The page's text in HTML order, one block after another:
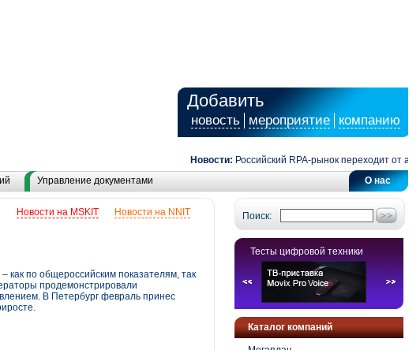
Добавить
новость мероприятие компанию
Новости: Российский RPA-рынок переходит от
О нас
Управление документами
Поиск:
Тесты цифровой техники
Каталог компаний
Новости на NNIT
Новости на MSKIT
как по общероссийским показателям, так
продемонстрировали
В Петербург февраль принес